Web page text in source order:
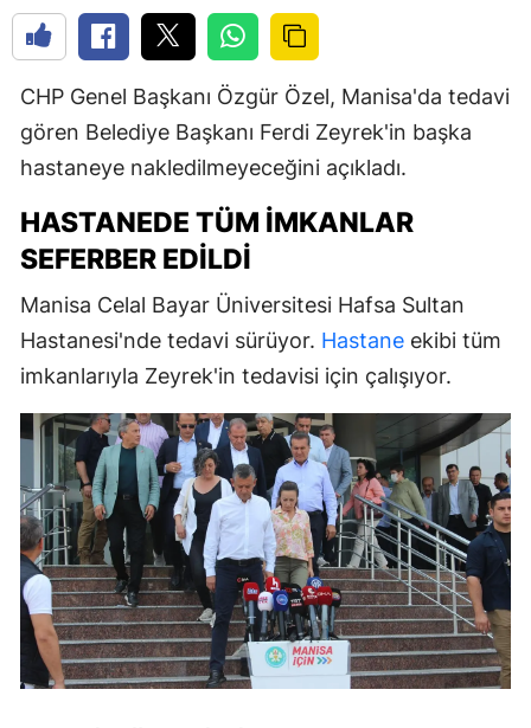
CHP Genel Başkanı Özgür Özel, Manisa'da tedavi
gören Belediye Başkanı Ferdi Zeyrek'in başka
hastaneye nakledilmeyeceğini açıkladı.
HASTANEDE TÜM İMKANLAR
SEFERBER EDILDI
Manisa Celal Bayar Üniversitesi Hafsa Sultan
Hastanesi'nde tedavi sürüyor. Hastane ekibi tüm
imkanlarıyla Zeyrek'in tedavisi için çalışıyor.